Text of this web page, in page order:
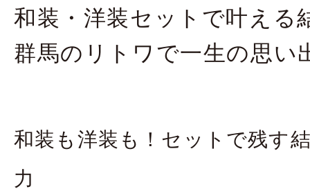
LINEで予約・相
和装・洋装セットで叶える
群馬のリトワで一生の思い
和装も洋装も！セットで残す
力